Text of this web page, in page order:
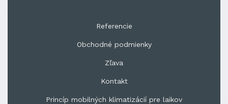
Referencie
Obchodné podmienky
Zľava
Kontakt
Princíp mobilných klimatizácií pre laikov